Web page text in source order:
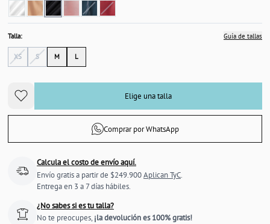
Talla: Guía de tallas
XS S M L
Elige una talla
Comprar por WhatsApp
Calcula el costo de envío aquí.
Envío gratis a partir de $249.900Aplican TyC.
Entrega en 3 a 7 días hábiles.
¿No sabes si es tu talla?
No te preocupes, ¡la devolución es 100% gratis!